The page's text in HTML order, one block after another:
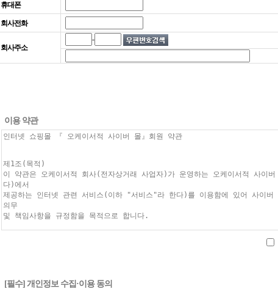
휴대폰
회사전화
회사주소
-
이용 약관
[필수] 개인정보 수집·이용 동의